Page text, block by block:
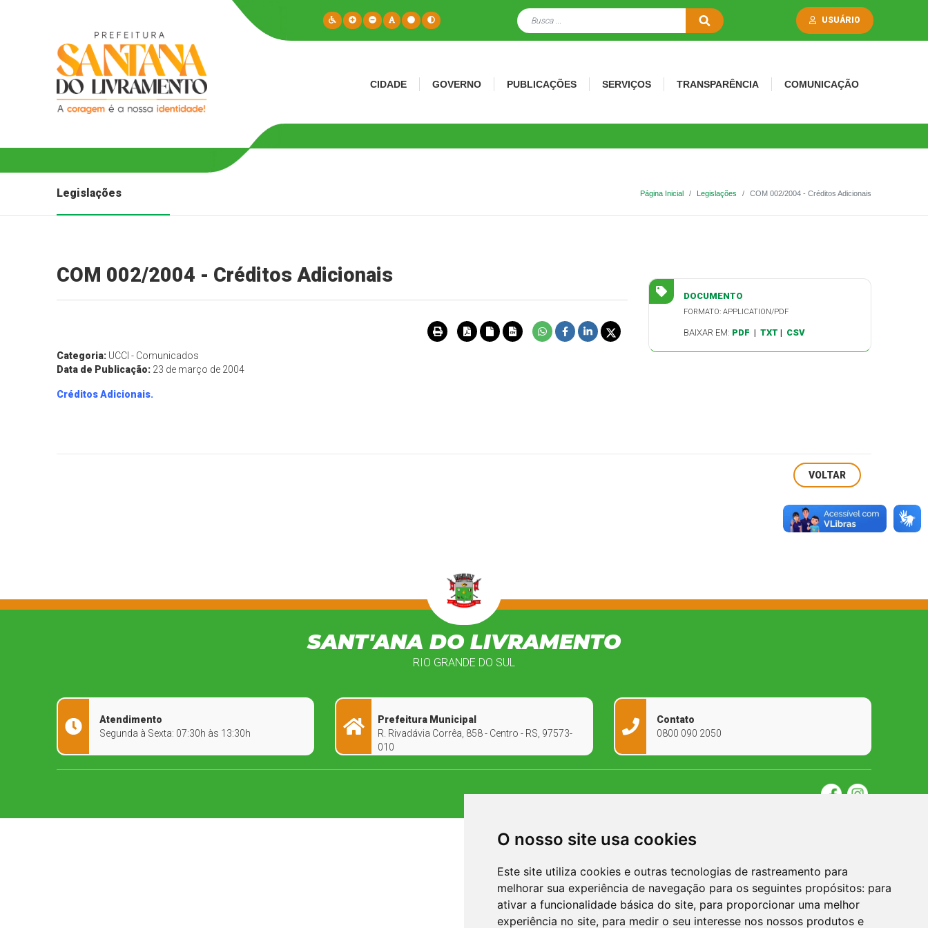
O nosso site usa cookies
Este site utiliza cookies e outras tecnologias de rastreamento para
melhorar sua experiência de navegação para os seguintes propósitos: para
ativar a funcionalidade básica do site, para proporcionar uma melhor
experiência no site, para medir o seu interesse nos nossos produtos e
USUÁRIO
CIDADE GOVERNO PUBLICAÇÕES SERVIÇOS TRANSPARÊNCIA COMUNICAÇÃO
Legislações Página Inicial Legislações COM 002/2004 - Créditos Adicionais
COM 002/2004 - Créditos Adicionais
Categoria: UCCI - Comunicados
Data de Publicação: 23 de março de 2004
Créditos Adicionais.
DOCUMENTO
FORMATO: APPLICATION/PDF
BAIXAR EM: PDF | TXT | CSV
VOLTAR
SANT'ANA DO LIVRAMENTO
RIO GRANDE DO SUL
Atendimento
Segunda à Sexta: 07:30h às 13:30h
Prefeitura Municipal
R. Rivadávia Corrêa, 858 - Centro - RS, 97573-
010
Contato
0800 090 2050